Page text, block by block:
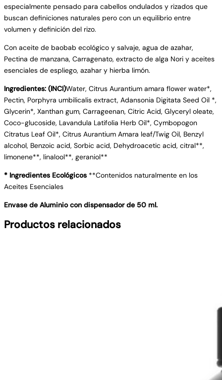
especialmente pensado para cabellos ondulados y rizados que
buscan definiciones naturales pero con un equilibrio entre
volumen y definición del rizo.
Con aceite de baobab ecológico y salvaje, agua de azahar,
Pectina de manzana, Carragenato, extracto de alga Nori y aceites
esenciales de espliego, azahar y hierba limón.
Ingredientes: (INCI)Water, Citrus Aurantium amara flower water*,
Pectin, Porphyra umbilicalis extract, Adansonia Digitata Seed Oil *,
Glycerin*, Xanthan gum, Carrageenan, Citric Acid, Glyceryl oleate,
Coco-glucoside, Lavandula Latifolia Herb Oil*, Cymbopogon
Citratus Leaf Oil*, Citrus Aurantium Amara leaf/Twig Oil, Benzyl
alcohol, Benzoic acid, Sorbic acid, Dehydroacetic acid, citral**,
limonene**, linalool**, geraniol**
* Ingredientes Ecológicos **Contenidos naturalmente en los
Aceites Esenciales
Envase de Aluminio con dispensador de 50 ml.
Productos relacionados